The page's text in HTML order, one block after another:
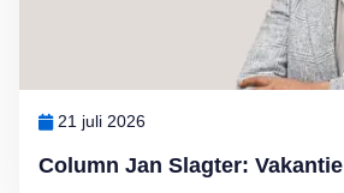
Column Jan Slagter: Vakantie
21 juli 2026